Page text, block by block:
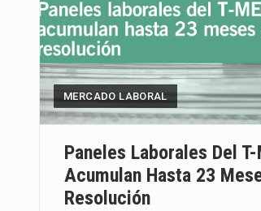
MERCADO LABORAL
Paneles Laborales Del T-
Acumulan Hasta 23
Resolución